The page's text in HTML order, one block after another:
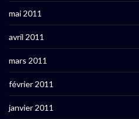
mai 2011
avril 2011
mars 2011
février 2011
janvier 2011